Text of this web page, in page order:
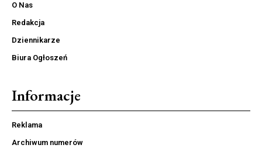
O Nas
Redakcja
Dziennikarze
Biura Ogłoszeń
Informacje
Reklama
Archiwum numerów